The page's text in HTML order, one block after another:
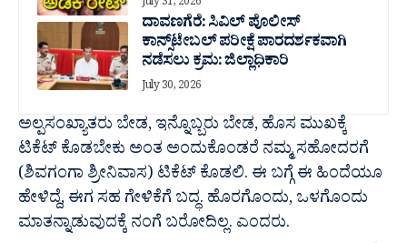
July 31, 2026
ದಾವಣಗೆರೆ: ಸಿವಿಲ್ ಪೊಲೀಸ್
ಕಾನ್ಸ್‌ಟೇಬಲ್ ಪರೀಕ್ಷೆ ಪಾರದರ್ಶಕವಾಗಿ
ನಡೆಸಲು ಕ್ರಮ: ಜಿಲ್ಲಾಧಿಕಾರಿ
July 30, 2026
ಅಲ್ಪಸಂಖ್ಯಾತರು ಬೇಡ, ಇನ್ನೊಬ್ಬರು ಬೇಡ, ಹೊಸ ಮುಖಕ್ಕೆ
ಟಿಕೆಟ್ ಕೊಡಬೇಕು ಅಂತ ಅಂದುಕೊಂಡರೆ ನಮ್ಮ ಸಹೋದರಗೆ
(ಶಿವಗಂಗಾ ಶ್ರೀನಿವಾಸ) ಟಿಕೆಟ್ ಕೊಡಲಿ. ಈ ಬಗ್ಗೆ ಈ ಹಿಂದೆಯೂ
ಹೇಳಿದ್ದೆ, ಈಗ ಸಹ ಗೇಳಿಕೆಗೆ ಬದ್ಧ‌. ಹೊರಗೊಂದು, ಒಳಗೊಂದು
ಮಾತನ್ನಾಡುವುದಕ್ಕೆ ನಂಗೆ ಬರೋದಿಲ್ಲ. ಎಂದರು.